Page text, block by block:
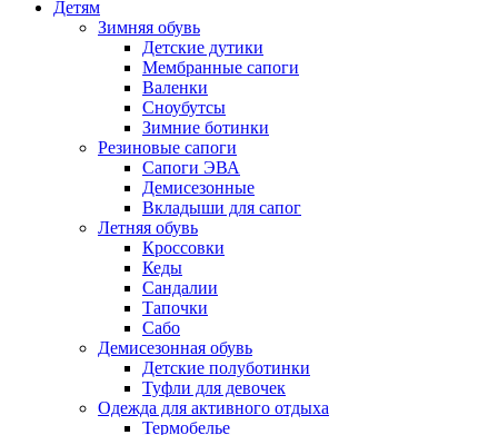
Детям
Зимняя обувь
Детские дутики
Мембранные сапоги
Валенки
Сноубутсы
Зимние ботинки
Резиновые сапоги
Сапоги ЭВА
Демисезонные
Вкладыши для сапог
Летняя обувь
Кроссовки
Кеды
Сандалии
Тапочки
Сабо
Демисезонная обувь
Детские полуботинки
Туфли для девочек
Одежда для активного отдыха
Термобелье